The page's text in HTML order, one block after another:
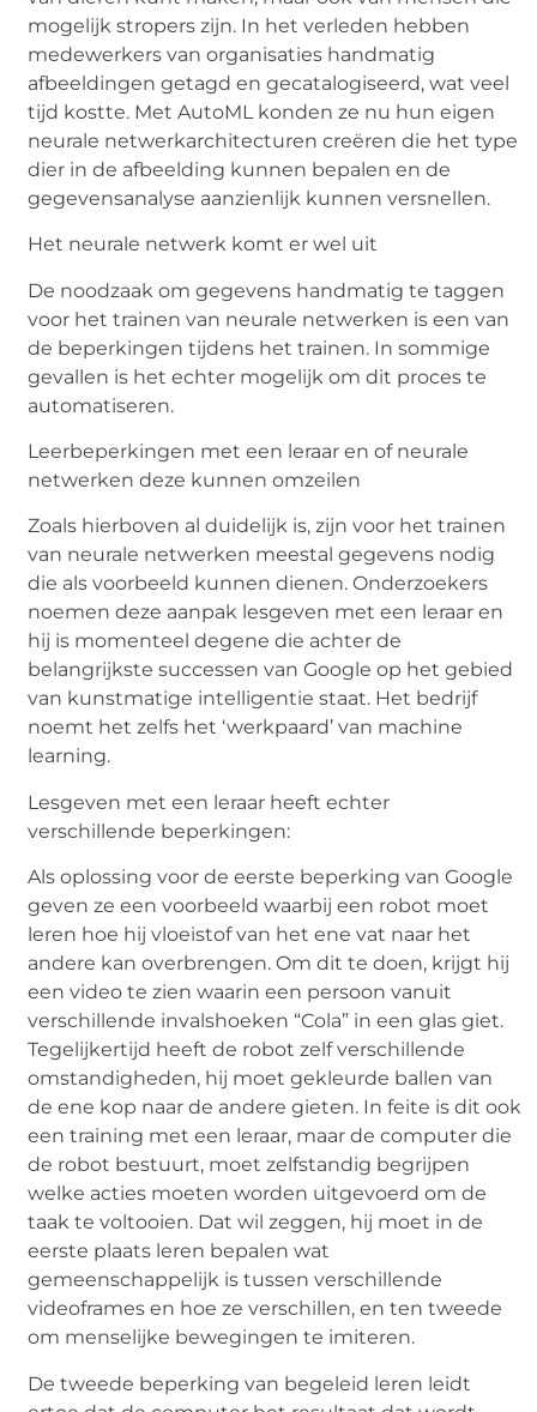
mogelijk stropers zijn. In het verleden hebben
medewerkers van organisaties handmatig
afbeeldingen getagd en gecatalogiseerd, wat veel
tijd kostte. Met AutoML konden ze nu hun eigen
neurale netwerkarchitecturen creëren die het type
dier in de afbeelding kunnen bepalen en de
gegevensanalyse aanzienlijk kunnen versnellen.
Het neurale netwerk komt er wel uit
De noodzaak om gegevens handmatig te taggen
voor het trainen van neurale netwerken is een van
de beperkingen tijdens het trainen. In sommige
gevallen is het echter mogelijk om dit proces te
automatiseren.
Leerbeperkingen met een leraar en of neurale
netwerken deze kunnen omzeilen
Zoals hierboven al duidelijk is, zijn voor het trainen
van neurale netwerken meestal gegevens nodig
die als voorbeeld kunnen dienen. Onderzoekers
noemen deze aanpak lesgeven met een leraar en
hij is momenteel degene die achter de
belangrijkste successen van Google op het gebied
van kunstmatige intelligentie staat. Het bedrijf
noemt het zelfs het ‘werkpaard’ van machine
learning.
Lesgeven met een leraar heeft echter
verschillende beperkingen:
Als oplossing voor de eerste beperking van Google
geven ze een voorbeeld waarbij een robot moet
leren hoe hij vloeistof van het ene vat naar het
andere kan overbrengen. Om dit te doen, krijgt hij
een video te zien waarin een persoon vanuit
verschillende invalshoeken “Cola” in een glas giet.
Tegelijkertijd heeft de robot zelf verschillende
omstandigheden, hij moet gekleurde ballen van
de ene kop naar de andere gieten. In feite is dit ook
een training met een leraar, maar de computer die
de robot bestuurt, moet zelfstandig begrijpen
welke acties moeten worden uitgevoerd om de
taak te voltooien. Dat wil zeggen, hij moet in de
eerste plaats leren bepalen wat
gemeenschappelijk is tussen verschillende
videoframes en hoe ze verschillen, en ten tweede
om menselijke bewegingen te imiteren.
De tweede beperking van begeleid leren leidt